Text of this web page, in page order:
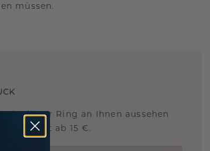
müssen.
wie dieser Ring an Ihnen aussehen
Jetzt ab 15 €.